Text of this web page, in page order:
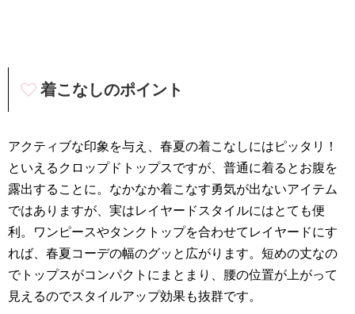
着こなしのポイント
アクティブな印象を与え、春夏の着こなしにはピッタリ！
といえるクロップドトップスですが、普通に着るとお腹を
露出することに。なかなか着こなす勇気が出ないアイテム
ではありますが、実はレイヤードスタイルにはとても便
利。ワンピースやタンクトップを合わせてレイヤードにす
れば、春夏コーデの幅のグッと広がります。短めの丈なの
でトップスがコンパクトにまとまり、腰の位置が上がって
見えるのでスタイルアップ効果も抜群です。